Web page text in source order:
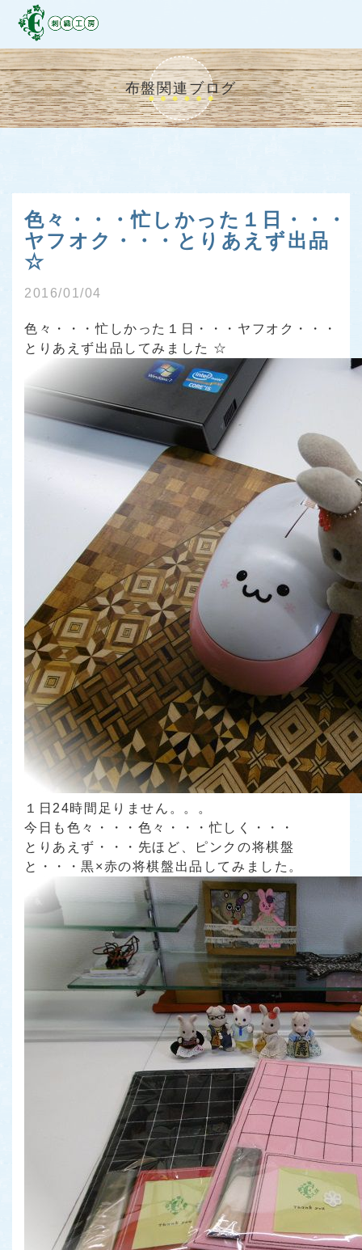
布盤関連ブログ
色々・・・忙しかった１日・・・
ヤフオク・・・とりあえず出品
☆
2016/01/04
色々・・・忙しかった１日・・・ヤフオク・・・
とりあえず出品してみました ☆
１日24時間足りません。。。
今日も色々・・・色々・・・忙しく・・・
とりあえず・・・先ほど、ピンクの将棋盤
と・・・黒×赤の将棋盤出品してみました。